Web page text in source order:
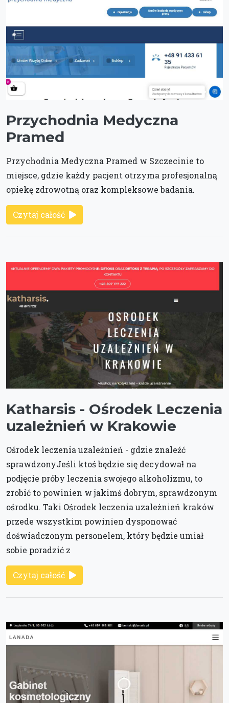
Przychodnia Medyczna
Pramed
Przychodnia Medyczna Pramed w Szczecinie to
miejsce, gdzie każdy pacjent otrzyma profesjonalną
opiekę zdrowotną oraz kompleksowe badania.
Czytaj całość
Katharsis - Ośrodek Leczenia
uzależnień w Krakowie
Ośrodek leczenia uzależnień - gdzie znaleźć
sprawdzonyJeśli ktoś będzie się decydował na
podjęcie próby leczenia swojego alkoholizmu, to
zrobić to powinien w jakimś dobrym, sprawdzonym
ośrodku. Taki Ośrodek leczenia uzależnień kraków
przede wszystkim powinien dysponować
doświadczonym personelem, który będzie umiał
sobie poradzić z
Czytaj całość